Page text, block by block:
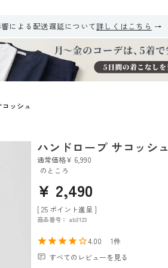
による配送遅延について詳しくはこちら
ッシュ
ハンドロープ サコッシ
通常価格¥ 6,990
のところ
¥ 2,490
[ 25 ポイント進呈 ]
商品番号 ab3123
4.00
1
すべてのレビューを見る